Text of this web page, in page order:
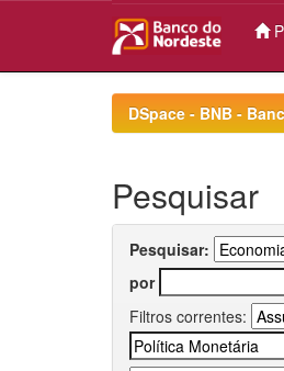
DSpace - BNB -
Pesquisar
Pesquisar:
por
Filtros correntes: